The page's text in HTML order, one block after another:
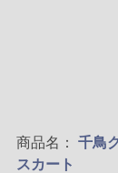
商品名：
千鳥
スカート